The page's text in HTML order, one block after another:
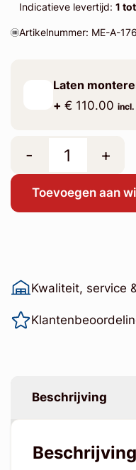
Indicatieve levertijd: 1
Artikelnummer: ME-A-
Laten
+ € 110.00
- +
Toevoegen aan
Kwaliteit, service
Beschrijving
Beschrijving